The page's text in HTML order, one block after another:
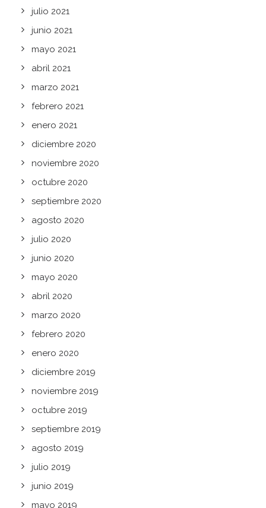
julio 2021
junio 2021
mayo 2021
abril 2021
marzo 2021
febrero 2021
enero 2021
diciembre 2020
noviembre 2020
octubre 2020
septiembre 2020
agosto 2020
julio 2020
junio 2020
mayo 2020
abril 2020
marzo 2020
febrero 2020
enero 2020
diciembre 2019
noviembre 2019
octubre 2019
septiembre 2019
agosto 2019
julio 2019
junio 2019
mayo 2019